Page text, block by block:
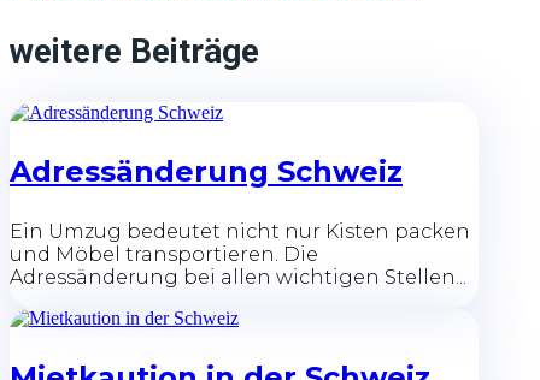
weitere Beiträge
Adressänderung Schweiz
Ein Umzug bedeutet nicht nur Kisten packen
und Möbel transportieren. Die
Adressänderung bei allen wichtigen Stellen...